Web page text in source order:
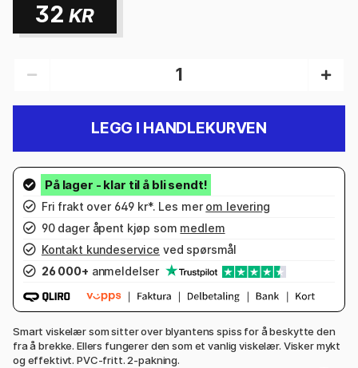
32 KR
LEGG I HANDLEKURVEN
Fri frakt over 649 kr*. Les mer om levering
90 dager åpent kjøp som medlem
Kontakt kundeservice ved spørsmål
26 000+ anmeldelser
Smart viskelær som sitter over blyantens spiss for å beskytte den
fra å brekke. Ellers fungerer den som et vanlig viskelær. Visker mykt
og effektivt. PVC-fritt. 2-pakning.